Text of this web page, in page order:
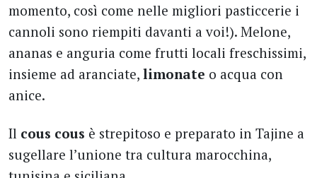
momento, così come nelle migliori pasticcerie i
cannoli sono riempiti davanti a voi!). Melone,
ananas e anguria come frutti locali freschissimi,
insieme ad aranciate, limonate o acqua con
anice.
Il cous cous è strepitoso e preparato in Tajine a
sugellare l’unione tra cultura marocchina,